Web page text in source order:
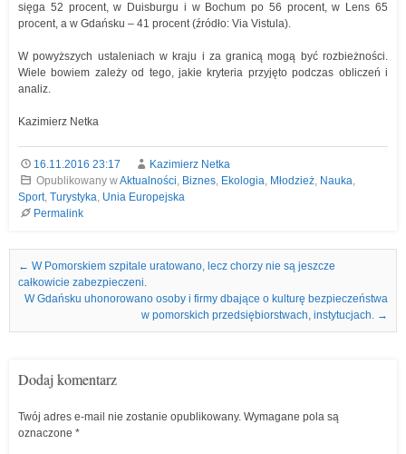
sięga 52 procent, w Duisburgu i w Bochum po 56 procent, w Lens 65
procent, a w Gdańsku – 41 procent (źródło: Via Vistula).
W powyższych ustaleniach w kraju i za granicą mogą być rozbieżności.
Wiele bowiem zależy od tego, jakie kryteria przyjęto podczas obliczeń i
analiz.
Kazimierz Netka
16.11.2016 23:17
Kazimierz Netka
Opublikowany wAktualności, Biznes, Ekologia, Młodzież, Nauka,
Sport, Turystyka, Unia Europejska
Permalink
Nawigacja we wpisach
← W Pomorskiem szpitale uratowano, lecz chorzy nie są jeszcze
całkowicie zabezpieczeni.
W Gdańsku uhonorowano osoby i firmy dbające o kulturę bezpieczeństwa
w pomorskich przedsiębiorstwach, instytucjach. →
Dodaj komentarz
Twój adres e-mail nie zostanie opublikowany. Wymagane pola są
oznaczone *